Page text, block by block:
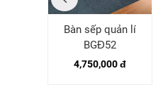
Bàn sếp quản lí
BGĐ52
4,750,000 đ